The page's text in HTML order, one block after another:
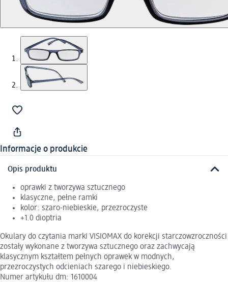
Informacje o produkcie
Opis produktu
oprawki z tworzywa sztucznego
klasyczne, pełne ramki
kolor: szaro-niebieskie, przezroczyste
+1.0 dioptria
Okulary do czytania marki VISIOMAX do korekcji starczowzroczności
zostały wykonane z tworzywa sztucznego oraz zachwycają
klasycznym kształtem pełnych oprawek w modnych,
przezroczystych odcieniach szarego i niebieskiego.
Numer artykułu dm: 1610004